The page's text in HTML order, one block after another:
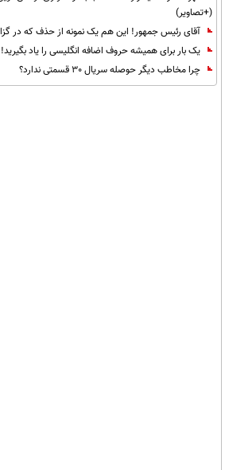
(+تصاویر)
آقای رئیس جمهور! این هم یک نمونه از حذف که در
یک بار برای همیشه حروف اضافه انگلیسی را یاد
چرا مخاطب دیگر حوصله سریال 30 قسمتی ندارد؟